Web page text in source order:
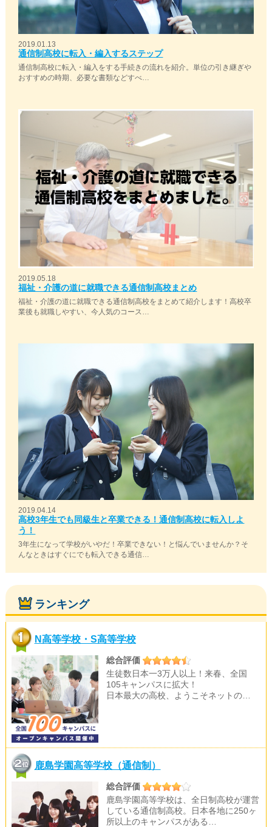
2019.01.13
通信制高校に転入・編入するステップ
通信制高校に転入・編入をする手続きの流れを紹介。単位の引き継ぎや
おすすめの時期、必要な書類などすべ…
2019.05.18
福祉・介護の道に就職できる通信制高校まとめ
福祉・介護の道に就職できる通信制高校をまとめて紹介します！高校卒
業後も就職しやすい、今人気のコース…
2019.04.14
高校3年生でも同級生と卒業できる！通信制高校に転入しよ
う！
3年生になって学校がいやだ！卒業できない！と悩んでいませんか？そ
んなときはすぐにでも転入できる通信…
ランキング
N高等学校・S高等学校
総合評価
生徒数日本一3万人以上！来春、全国
105キャンパスに拡大！
日本最大の高校、ようこそネットの…
鹿島学園高等学校（通信制）
総合評価
鹿島学園高等学校は、全日制高校が運営
している通信制高校。日本各地に250ヶ
所以上のキャンパスがある…